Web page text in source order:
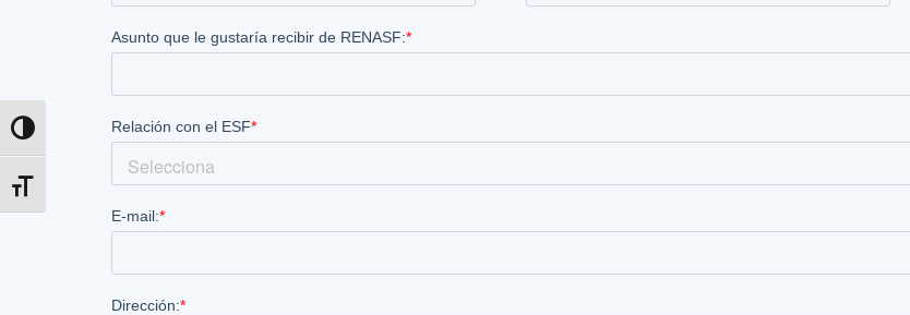
Alternar alto contraste
Alternar tamaño de letra